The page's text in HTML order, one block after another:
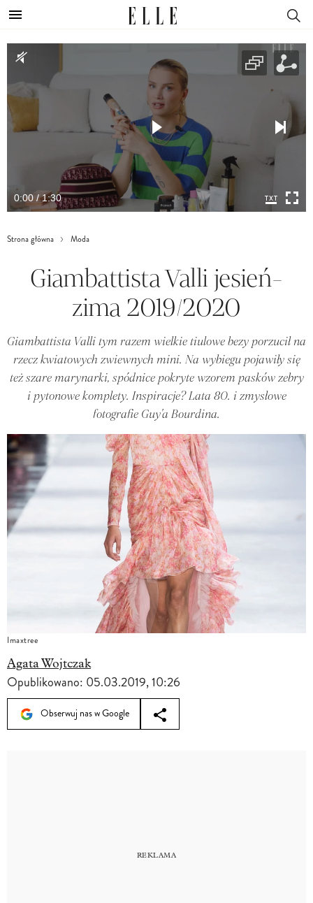
0:00 / 1:30
Strona główna Moda
Giambattista Valli jesień-
zima 2019/2020
Giambattista Valli tym razem wielkie tiulowe bezy porzucił na
rzecz kwiatowych zwiewnych mini. Na wybiegu pojawiły się
też szare marynarki, spódnice pokryte wzorem pasków zebry
i pytonowe komplety. Inspiracje? Lata 80. i zmysłowe
fotografie Guy'a Bourdina.
Imaxtree
Agata Wojtczak
Opublikowano: 05.03.2019, 10:26
Obserwuj nas w Google